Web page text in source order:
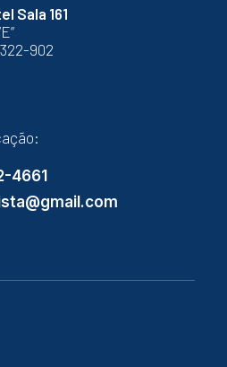
Sala 161
902
4661